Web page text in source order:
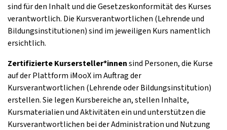
sind für den Inhalt und die Gesetzeskonformität des Kurses
verantwortlich. Die Kursverantwortlichen (Lehrende und
Bildungsinstitutionen) sind im jeweiligen Kurs namentlich
ersichtlich.
Zertifizierte Kursersteller*innensind Personen, die Kurse
auf der Plattform iMooX im Auftrag der
Kursverantwortlichen (Lehrende oder Bildungsinstitution)
erstellen. Sie legen Kursbereiche an, stellen Inhalte,
Kursmaterialien und Aktivitäten ein und unterstützen die
Kursverantwortlichen bei der Administration und Nutzung